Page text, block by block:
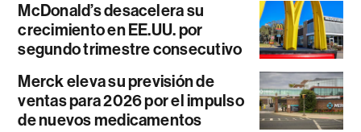
McDonald’s desacelera su
crecimiento en EE.UU. por
segundo trimestre consecutivo
Merck eleva su previsión de
ventas para 2026 por el impulso
de nuevos medicamentos